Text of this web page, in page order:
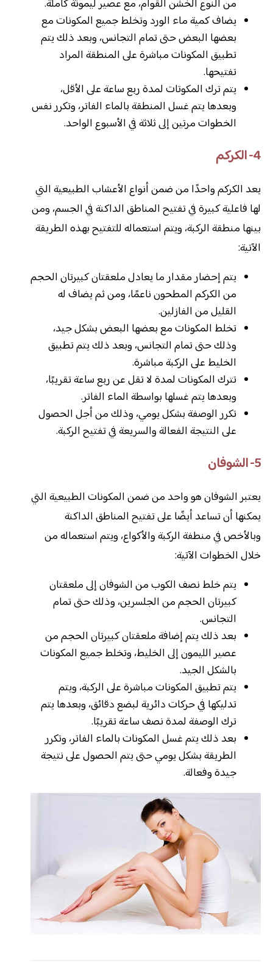
من النوع الخشن القوام، مع عصير ليمونة كاملة.
يضاف كمية ماء الورد وتخلط جميع المكونات مع
بعضها البعض حتى تمام التجانس، وبعد ذلك يتم
تطبيق المكونات مباشرة على المنطقة المراد
تفتيحها.
يتم ترك المكوتات لمدة ربع ساعة على الأقل،
وبعدها يتم غسل المنطقة بالماء الفاتر، وتكرر نفس
الخطوات مرتين إلى ثلاثة في الأسبوع الواحد.
4- الكركم
يعد الكركم واحدًا من ضمن أنواع الأعشاب الطبيعية التي
لها فاعلية كبيرة في تفتيح المناطق الداكنة في الجسم، ومن
بينها منطقة الركبة، ويتم استعماله للتفتيح بهذه الطريقة
الآتية:
يتم إحضار مقدار ما يعادل ملعقتان كبيرتان الحجم
من الكركم المطحون ناعمًا، ومن ثم يضاف له
القليل من الفازلين.
تخلط المكونات مع بعضها البعض بشكل جيد،
وذلك حتى تمام التجانس، وبعد ذلك يتم تطبيق
الخليط على الركبة مباشرة.
تترك المكونات لمدة لا تقل عن ربع ساعة تقريبًا،
وبعدها يتم غسلها بواسطة الماء الفاتر.
تكرر الوصفة بشكل يومي، وذلك من أجل الحصول
على النتيجة الفعالة والسريعة في تفتيح الركبة.
5- الشوفان
يعتبر الشوفان هو واحد من ضمن المكونات الطبيعية التي
يمكنها أن تساعد أيضًا على تفتيح المناطق الداكنة
وبالأخص في منطفة الركبة والأكواع، ويتم استعماله من
خلال الخطوات الآتية:
يتم خلط نصف الكوب من الشوفان إلى ملعقتان
كبيرتان الحجم من الجلسرين، وذلك حتى تمام
التجانس.
بعد ذلك يتم إضافة ملعقتان كبيرتان الحجم من
عصير الليمون إلى الخليط، وتخلط جميع المكونات
بالشكل الجيد.
يتم تطبيق المكونات مباشرة على الركبة، ويتم
تدليكها في حركات دائرية لبضع دقائق، وبعدها يتم
ترك الوصفة لمدة نصف ساعة تقريبًا.
بعد ذلك يتم غسل المكونات بالماء الفاتر، وتكرر
الطريقة بشكل يومي حتى يتم الحصول على نتيجة
جيدة وفعالة.